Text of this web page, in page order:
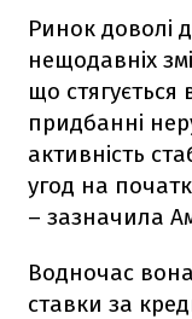
Ринок доволі
нещодавніх
що стягується
придбанні
активність
угод на
– зазначила
Водночас
ставки за